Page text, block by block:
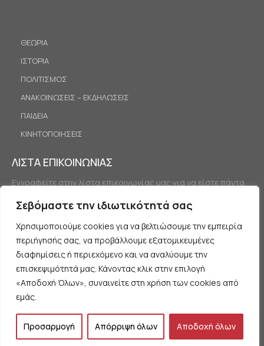
Σεβόμαστε την ιδιωτικότητά σας
Χρησιμοποιούμε cookies για να βελτιώσουμε την εμπειρία
περιήγησής σας, να προβάλλουμε εξατομικευμένες
διαφημίσεις ή περιεχόμενο και να αναλύουμε την
επισκεψιμότητά μας. Κάνοντας κλικ στην επιλογή
«Αποδοχή Όλων», συναινείτε στη χρήση των cookies από
εμάς.
Προσαρμογή Απόρριψη όλων Αποδοχή όλων
ΘΕΩΡΙΑ
ΙΣΤΟΡΙΑ
ΠΟΛΙΤΙΣΜΟΣ
ΑΝΑΚΟΙΝΩΣΕΙΣ – ΕΚΔΗΛΩΣΕΙΣ
ΠΑΙΔΕΙΑ
ΚΙΝΗΤΟΠΟΙΗΣΕΙΣ
ΛΙΣΤΑ ΕΠΙΚΟΙΝΩΝΙΑΣ
Εγγραφείτε στην λίστα επικοινωνίας μας για να είστε πάντα
Εγγραφή